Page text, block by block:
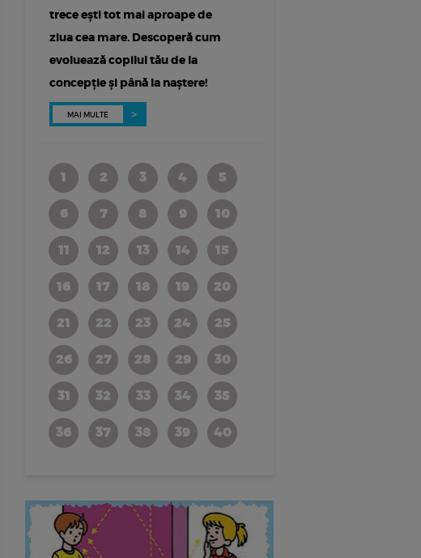
trece ești tot mai aproape de
ziua cea mare. Descoperă cum
evoluează copilul tău de la
concepție și până la naștere!
MAI MULTE
1 2 3 4 5
6 7 8 9 10
11 12 13 14 15
16 17 18 19 20
21 22 23 24 25
26 27 28 29 30
31 32 33 34 35
36 37 38 39 40